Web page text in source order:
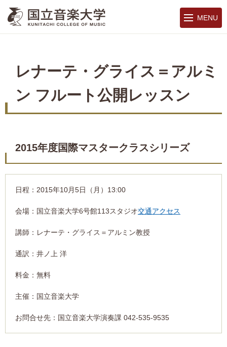
MENU
レナーテ・グライス＝アルミ
ン フルート公開レッスン
2015年度国際マスタークラスシリーズ
日程：2015年10月5日（月）13:00
会場：国立音楽大学6号館113スタジオ交通アクセス
講師：レナーテ・グライス＝アルミン教授
通訳：井ノ上 洋
料金：無料
主催：国立音楽大学
お問合せ先：国立音楽大学演奏課 042-535-9535